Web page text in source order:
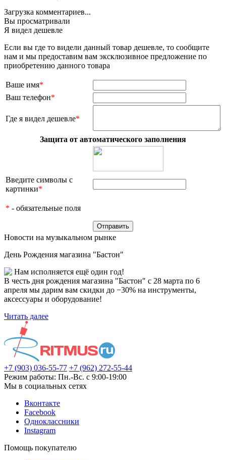
Загрузка комментариев...
Вы просматривали
Я видел дешевле
Если вы где то видели данный товар дешевле, то сообщите
нам и мы предоставим вам эксклюзивное предложение по
приобретению данного товара
Ваше имя*
Ваш телефон*
Где я видел дешевле*
Защита от автоматического заполнения
Введите символы с
картинки*
* - обязательные поля
Новости на музыкальном рынке
День Рождения магазина "Бастон"
Нам исполняется ещё один год!
В честь дня рождения магазина "Бастон" с 28 марта по 6
апреля мы дарим вам скидки до −30% на инструменты,
аксессуары и оборудование!
Читать далее
+7 (903) 036-55-77 +7 (962) 272-55-44
Режим работы: Пн.-Вс. с 9:00-19:00
Мы в социальных сетях
Вконтакте
Facebook
Одноклассники
Instagram
Помощь покупателю